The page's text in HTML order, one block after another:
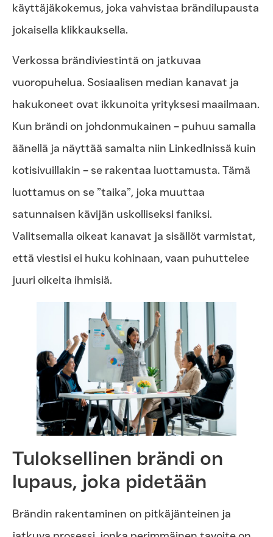
käyttäjäkokemus, joka vahvistaa brändilupausta
jokaisella klikkauksella.
Verkossa brändiviestintä on jatkuvaa
vuoropuhelua. Sosiaalisen median kanavat ja
hakukoneet ovat ikkunoita yrityksesi maailmaan.
Kun brändi on johdonmukainen – puhuu samalla
äänellä ja näyttää samalta niin LinkedInissä kuin
kotisivuillakin – se rakentaa luottamusta. Tämä
luottamus on se ”taika”, joka muuttaa
satunnaisen kävijän uskolliseksi faniksi.
Valitsemalla oikeat kanavat ja sisällöt varmistat,
että viestisi ei huku kohinaan, vaan puhuttelee
juuri oikeita ihmisiä.
Tuloksellinen brändi on
lupaus, joka pidetään
Brändin rakentaminen on pitkäjänteinen ja